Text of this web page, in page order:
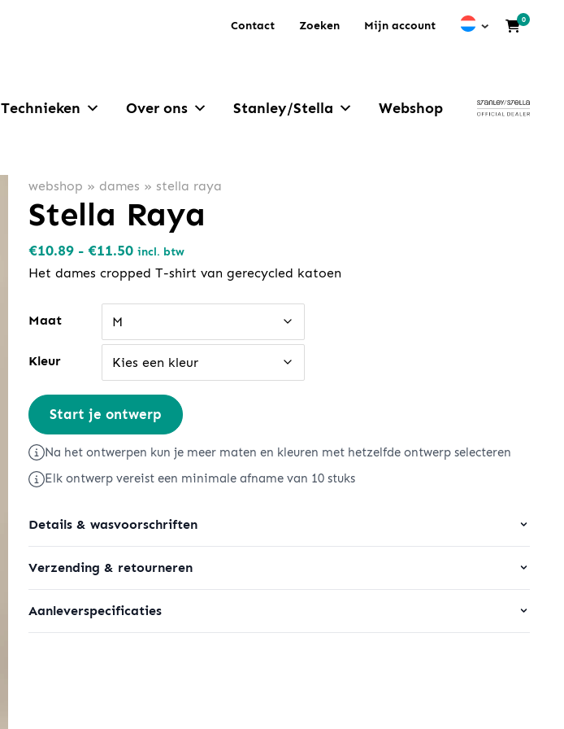
Contact Zoeken Mijn account 0
Technieken Over ons Stanley/Stella Webshop
webshop » dames » stella raya
Stella Raya
€10.89 - €11.50Prijsklasse:
€10.89
incl. btw
Het dames cropped T-shirt van gerecycled katoen
Maat M
Kleur Kies een kleur
Stella
Raya
aantal
Start je ontwerp
Na het ontwerpen kun je meer maten en kleuren met hetzelfde ontwerp selecteren
Elk ontwerp vereist een minimale afname van 10 stuks
Details & wasvoorschriften
Verzending & retourneren
Aanleverspecificaties